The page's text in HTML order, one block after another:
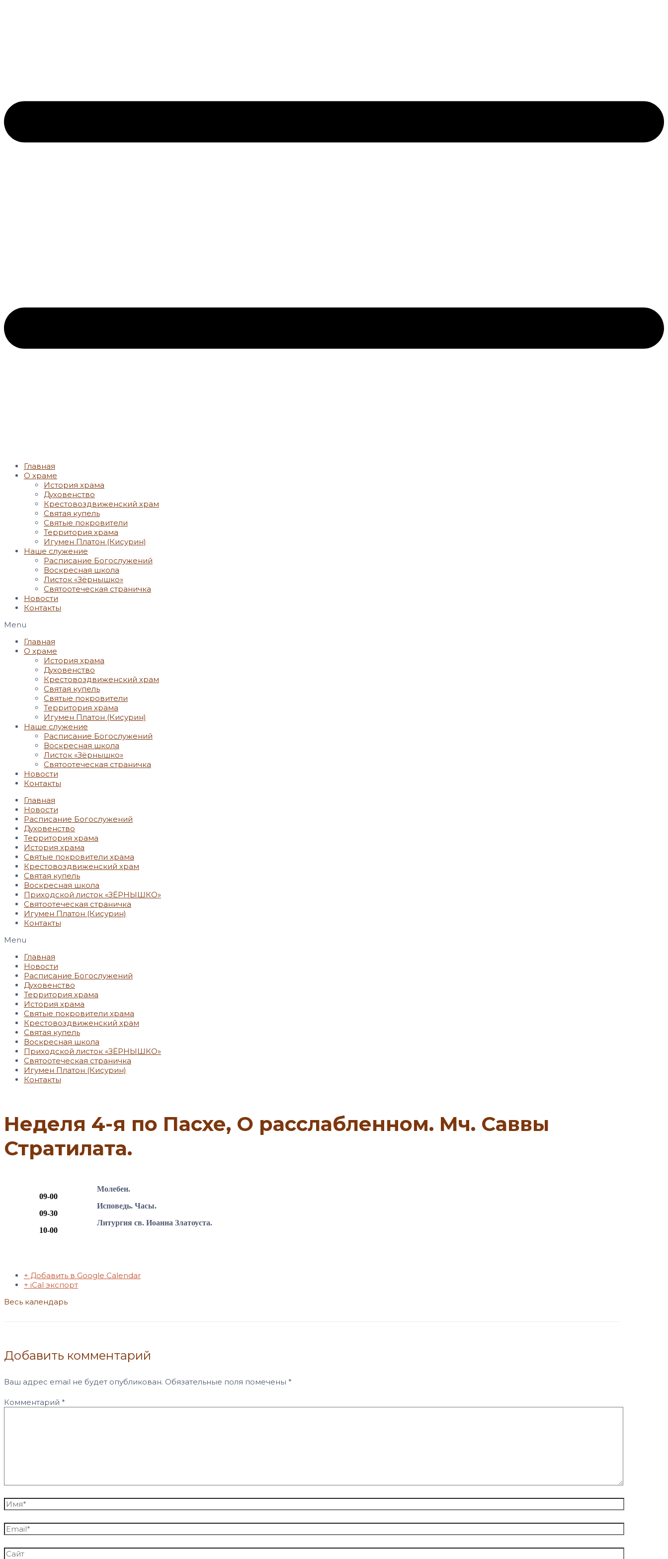
Главная
О храме
История храма
Духовенство
Крестовоздвиженский храм
Святая купель
Святые покровители
Территория храма
Игумен Платон (Кисурин)
Наше служение
Расписание Богослужений
Воскресная школа
Листок «Зёрнышко»
Святоотеческая страничка
Новости
Контакты
Menu
Главная
О храме
История храма
Духовенство
Крестовоздвиженский храм
Святая купель
Святые покровители
Территория храма
Игумен Платон (Кисурин)
Наше служение
Расписание Богослужений
Воскресная школа
Листок «Зёрнышко»
Святоотеческая страничка
Новости
Контакты
Главная
Новости
Расписание Богослужений
Духовенство
Территория храма
История храма
Святые покровители храма
Крестовоздвиженский храм
Святая купель
Воскресная школа
Приходской листок «ЗЁРНЫШКО»
Святоотеческая страничка
Игумен Платон (Кисурин)
Контакты
Menu
Главная
Новости
Расписание Богослужений
Духовенство
Территория храма
История храма
Святые покровители храма
Крестовоздвиженский храм
Святая купель
Воскресная школа
Приходской листок «ЗЁРНЫШКО»
Святоотеческая страничка
Игумен Платон (Кисурин)
Контакты
Неделя 4-я по Пасхе, О расслабленном. Мч. Саввы
Стратилата.
09-00
09-30
10-00
Молебен.
Исповедь. Часы.
Литургия св. Иоанна Златоуста.
+ Добавить в Google Calendar
+ iCal экспорт
Весь календарь
Добавить комментарий
Ваш адрес email не будет опубликован. Обязательные поля помечены *
Комментарий *
Имя*
Email*
Сайт